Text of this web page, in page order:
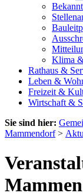
Klima
Rathaus &
Leben &
Freizeit &
Wirtschaft &
Sie sind hier:
Mammendorf>